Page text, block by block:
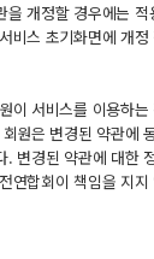
을 개정할 경우에는
비스 초기화면에 개
이 서비스를 이용하
원은 변경된 약관에
. 변경된 약관에 대한
연합회이 책임을 지지